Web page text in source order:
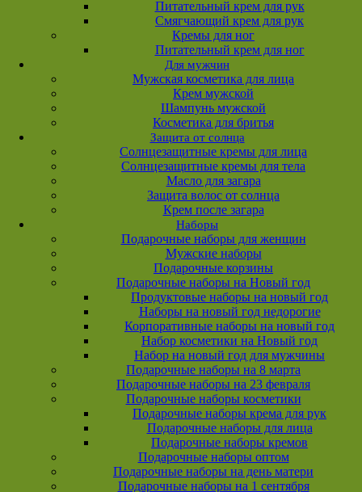
Питательный крем для рук
Смягчающий крем для рук
Кремы для ног
Питательный крем для ног
Для мужчин
Мужская косметика для лица
Крем мужской
Шампунь мужской
Косметика для бритья
Защита от солнца
Солнцезащитные кремы для лица
Солнцезащитные кремы для тела
Масло для загара
Защита волос от солнца
Крем после загара
Наборы
Подарочные наборы для женщин
Мужские наборы
Подарочные корзины
Подарочные наборы на Новый год
Продуктовые наборы на новый год
Наборы на новый год недорогие
Корпоративные наборы на новый год
Набор косметики на Новый год
Набор на новый год для мужчины
Подарочные наборы на 8 марта
Подарочные наборы на 23 февраля
Подарочные наборы косметики
Подарочные наборы крема для рук
Подарочные наборы для лица
Подарочные наборы кремов
Подарочные наборы оптом
Подарочные наборы на день матери
Подарочные наборы на 1 сентября